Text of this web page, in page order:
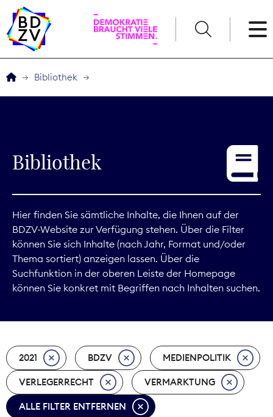
Service
Digitales
Kommunikation
Marktdaten
Nachhaltigkeit
Nachwuchs
Bibliothek
Bibliothek
Hier finden Sie sämtliche Inhalte, die Ihnen auf der
BDZV-Website zur Verfügung stehen. Über die Filter
können Sie sich Inhalte (nach Jahr, Format und/oder
Thema sortiert) anzeigen lassen. Über die
Suchfunktion in der oberen Leiste der Homepage
können Sie konkret mit Begriffen nach Inhalten suchen.
2021 BDZV MEDIENPOLITIK
VERLEGERRECHT VERMARKTUNG
ALLE FILTER ENTFERNEN